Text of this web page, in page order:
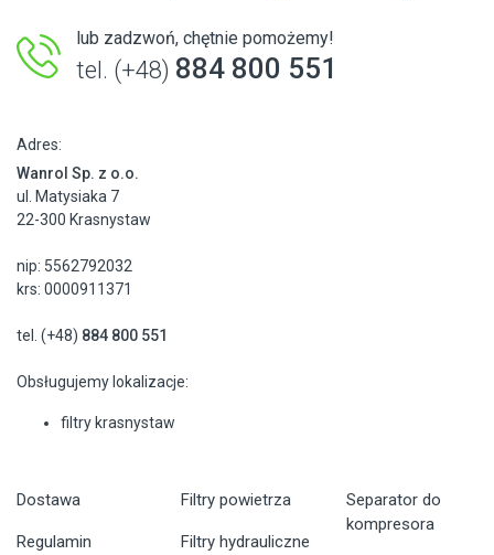
lub zadzwoń, chętnie pomożemy!
tel. (+48) 884 800 551
Adres:
Wanrol Sp. z o.o.
ul. Matysiaka 7
22-300 Krasnystaw
nip: 5562792032
krs: 0000911371
tel. (+48) 884 800 551
Obsługujemy lokalizacje:
filtry krasnystaw
Dostawa
Regulamin
Filtry powietrza
Filtry hydrauliczne
Separator do
kompresora